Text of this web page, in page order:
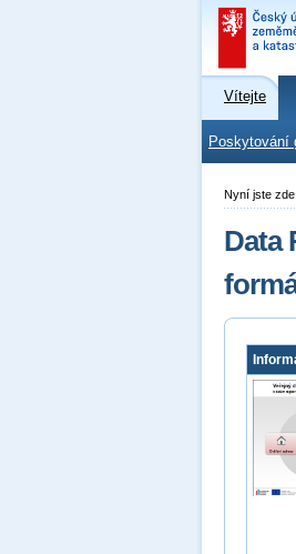
Vítejte
Poskytování
Nyní jste zde:
Data